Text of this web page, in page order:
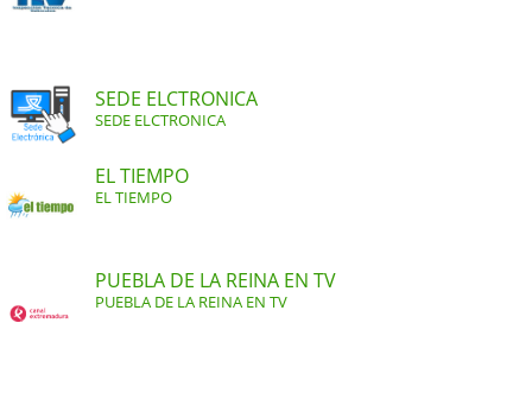
SEDE ELCTRONICA
SEDE ELCTRONICA
EL TIEMPO
EL TIEMPO
PUEBLA DE LA REINA EN TV
PUEBLA DE LA REINA EN TV